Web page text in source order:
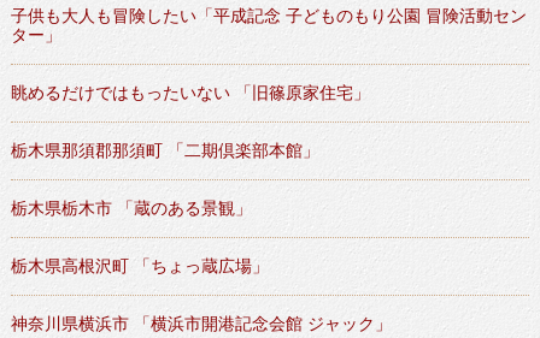
子供も大人も冒険したい「平成記念 子どものもり公園 冒険活動セン
ター」
眺めるだけではもったいない 「旧篠原家住宅」
栃木県那須郡那須町 「二期倶楽部本館」
栃木県栃木市 「蔵のある景観」
栃木県高根沢町 「ちょっ蔵広場」
神奈川県横浜市 「横浜市開港記念会館 ジャック」